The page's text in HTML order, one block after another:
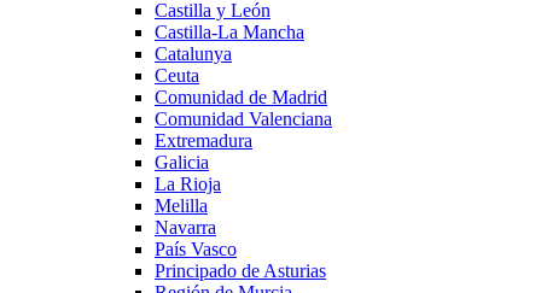
Castilla y León
Castilla-La Mancha
Catalunya
Ceuta
Comunidad de Madrid
Comunidad Valenciana
Extremadura
Galicia
La Rioja
Melilla
Navarra
País Vasco
Principado de Asturias